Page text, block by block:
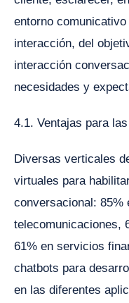
entorno
interacción, del
interacción
necesidades y
4.1. Ventajas para
Diversas verticales
virtuales para
conversacional: 85%
telecomunicaciones,
61% en servicios
chatbots para
en las diferentes